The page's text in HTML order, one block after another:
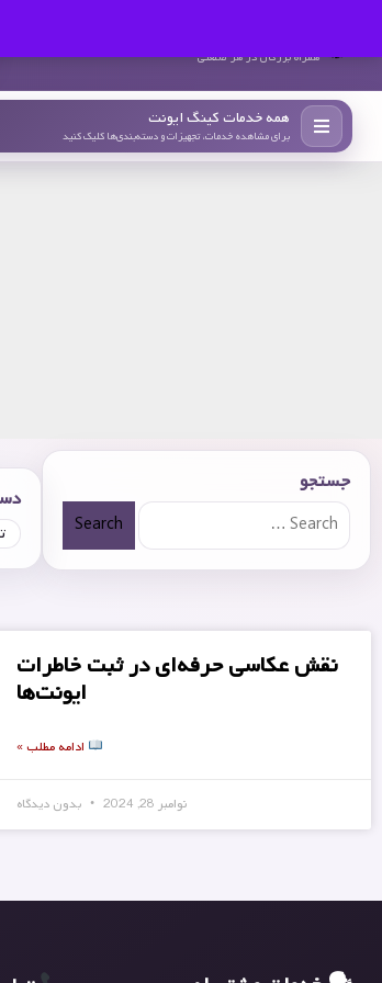
همراه بزرگان در هر صنعتی
همه خدمات کینگ ایونت
برای مشاهده خدمات، تجهیزات و دسته‌بندی‌ها کلیک کنید
جستجو
Search
نقش عکاسی حرفه‌ای در ثبت خاطرات
ایونت‌ها
ادامه مطلب »
نوامبر 28, 2024 بدون دیدگاه